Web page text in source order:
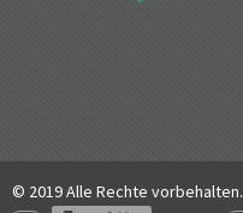
© 2019 Alle Rechte vorbehalten.